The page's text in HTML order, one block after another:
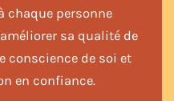
chaque personne
sa qualité de
conscience de soi et
en confiance.